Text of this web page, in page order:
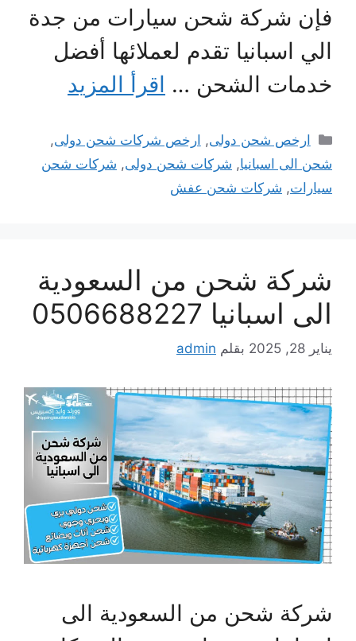
فإن شركة شحن سيارات من جدة
الي اسبانيا تقدم لعملائها أفضل
خدمات الشحن … اقرأ المزيد
التصنيفات
ارخص شحن دولى, ارخص شركات شحن دولى,
شحن الى اسبانيا, شركات شحن دولى, شركات شحن
سيارات, شركات شحن عفش
شركة شحن من السعودية
الى اسبانيا 0506688227
يناير 28, 2025 بقلم admin
شركة شحن من السعودية الى